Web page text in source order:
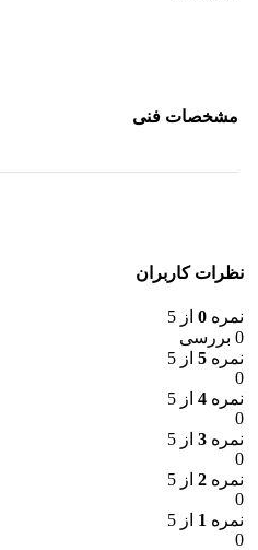
مشخصات فنی
نظرات کاربران
نمره 0 از 5
0 بررسی
نمره 5 از 5
0
نمره 4 از 5
0
نمره 3 از 5
0
نمره 2 از 5
0
نمره 1 از 5
0